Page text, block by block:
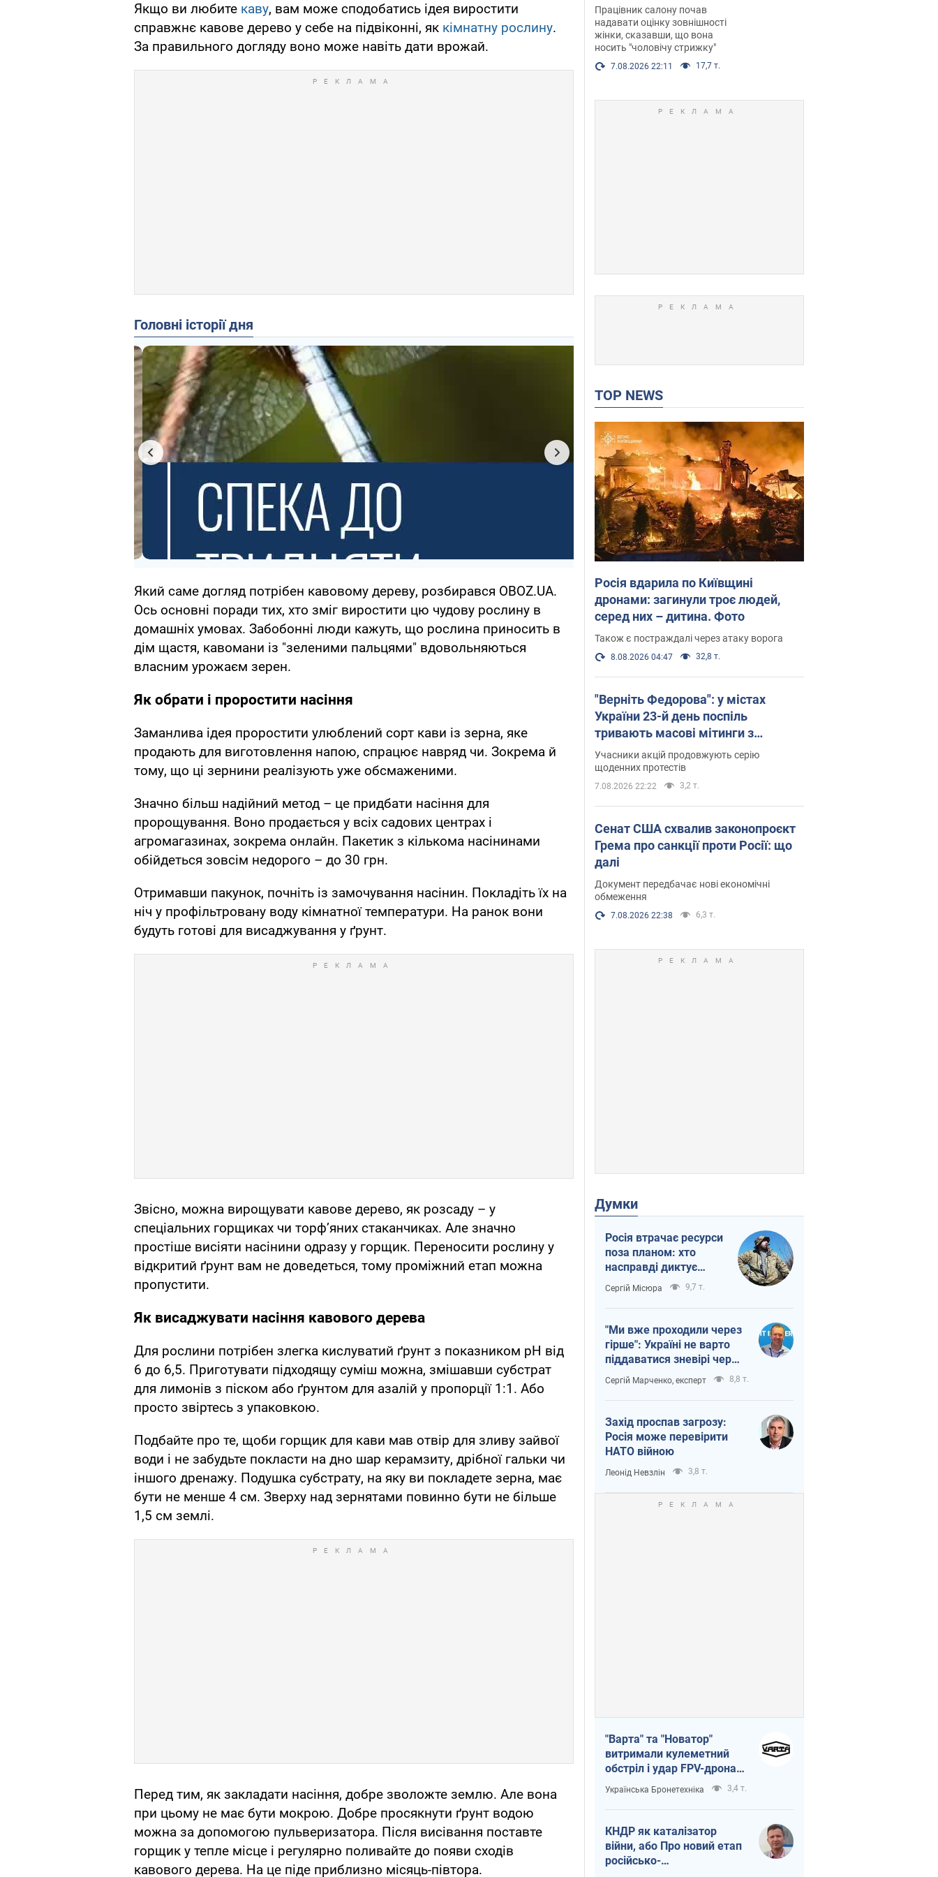
Якщо ви любите каву, вам може сподобатись ідея виростити
справжнє кавове дерево у себе на підвіконні, як кімнатну рослину.
За правильного догляду воно може навіть дати врожай.
Головні історії дня
Який саме догляд потрібен кавовому дереву, розбирався OBOZ.UA.
Ось основні поради тих, хто зміг виростити цю чудову рослину в
домашніх умовах. Забобонні люди кажуть, що рослина приносить в
дім щастя, кавомани із "зеленими пальцями" вдовольняються
власним урожаєм зерен.
Як обрати і проростити насіння
Заманлива ідея проростити улюблений сорт кави із зерна, яке
продають для виготовлення напою, спрацює навряд чи. Зокрема й
тому, що ці зернини реалізують уже обсмаженими.
Значно більш надійний метод – це придбати насіння для
пророщування. Воно продається у всіх садових центрах і
агромагазинах, зокрема онлайн. Пакетик з кількома насінинами
обійдеться зовсім недорого – до 30 грн.
Отримавши пакунок, почніть із замочування насінин. Покладіть їх на
ніч у профільтровану воду кімнатної температури. На ранок вони
будуть готові для висаджування у ґрунт.
Звісно, можна вирощувати кавове дерево, як розсаду – у
спеціальних горщиках чи торф’яних стаканчиках. Але значно
простіше висіяти насінини одразу у горщик. Переносити рослину у
відкритий ґрунт вам не доведеться, тому проміжний етап можна
пропустити.
Як висаджувати насіння кавового дерева
Для рослини потрібен злегка кислуватий ґрунт з показником pH від
6 до 6,5. Приготувати підходящу суміш можна, змішавши субстрат
для лимонів з піском або ґрунтом для азалій у пропорції 1:1. Або
просто звіртесь з упаковкою.
Подбайте про те, щоби горщик для кави мав отвір для зливу зайвої
води і не забудьте покласти на дно шар керамзиту, дрібної гальки чи
іншого дренажу. Подушка субстрату, на яку ви покладете зерна, має
бути не менше 4 см. Зверху над зернятами повинно бути не більше
1,5 см землі.
Перед тим, як закладати насіння, добре зволожте землю. Але вона
при цьому не має бути мокрою. Добре просякнути ґрунт водою
можна за допомогою пульверизатора. Після висівання поставте
горщик у тепле місце і регулярно поливайте до появи сходів
кавового дерева. На це піде приблизно місяць-півтора.
після хімієтерапії,
розгорівся скандал.
Фото
Працівник салону почав
надавати оцінку зовнішності
жінки, сказавши, що вона
носить "чоловічу стрижку"
7.08.2026 22:11 17,7 т.
TOP NEWS
Росія вдарила по Київщині
дронами: загинули троє людей,
серед них – дитина. Фото
Також є постраждалі через атаку ворога
8.08.2026 04:47 32,8 т.
"Верніть Федорова": у містах
України 23-й день поспіль
тривають масові мітинги з
картонками. Фото і відео
Учасники акцій продовжують серію
щоденних протестів
7.08.2026 22:22 3,2 т.
Сенат США схвалив законопроєкт
Грема про санкції проти Росії: що
далі
Документ передбачає нові економічні
обмеження
7.08.2026 22:38 6,3 т.
Думки
Росія втрачає ресурси
поза планом: хто
насправді диктує
темп війни
Сергій Місюра 9,7 т.
"Ми вже проходили через
гірше": Україні не варто
піддаватися зневірі через
ракетний терор
Сергій Марченко, експерт 8,8 т.
Захід проспав загрозу:
Росія може перевірити
НАТО війною
Леонід Невзлін 3,8 т.
"Варта" та "Новатор"
витримали кулеметний
обстріл і удар FPV-дрона,
врятувавши життя
офіцеру ЗСУ
Українська Бронетехніка 3,4 т.
КНДР як каталізатор
війни, або Про новий етап
російсько-